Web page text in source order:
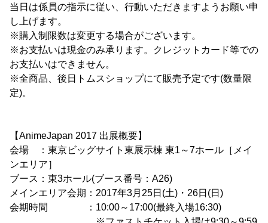
当日は係員の指示に従い、行動いただきますようお願い申
し上げます。
※購入制限数は変更する場合がございます。
※お支払いは現金のみ承ります。クレジットカード等での
お支払いはできません。
※全商品、後日トムスショップにて販売予定です(数量限
定)。
【AnimeJapan 2017 出展概要】
会場 ：東京ビッグサイト東展示棟 東1～7ホール［メイ
ンエリア］
ブース：東3ホール(ブース番号：A26)
メインエリア会期：2017年3月25日(土)・26日(日)
会期時間 ：10:00～17:00(最終入場16:30)